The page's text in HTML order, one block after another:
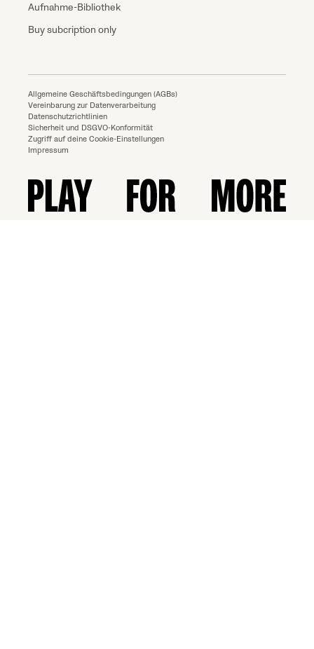
Aufnahme-Bibliothek
Buy subcription only
Allgemeine Geschäftsbedingungen (AGBs)
Vereinbarung zur Datenverarbeitung
Datenschutzrichtlinien
Sicherheit und DSGVO-Konformität
Zugriff auf deine Cookie-Einstellungen
Impressum